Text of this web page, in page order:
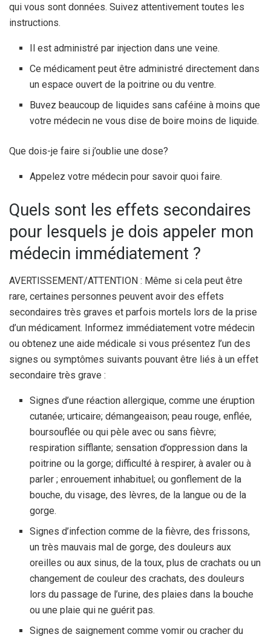
qui vous sont données. Suivez attentivement toutes les
instructions.
Il est administré par injection dans une veine.
Ce médicament peut être administré directement dans
un espace ouvert de la poitrine ou du ventre.
Buvez beaucoup de liquides sans caféine à moins que
votre médecin ne vous dise de boire moins de liquide.
Que dois-je faire si j’oublie une dose?
Appelez votre médecin pour savoir quoi faire.
Quels sont les effets secondaires
pour lesquels je dois appeler mon
médecin immédiatement ?
AVERTISSEMENT/ATTENTION : Même si cela peut être
rare, certaines personnes peuvent avoir des effets
secondaires très graves et parfois mortels lors de la prise
d’un médicament. Informez immédiatement votre médecin
ou obtenez une aide médicale si vous présentez l’un des
signes ou symptômes suivants pouvant être liés à un effet
secondaire très grave :
Signes d’une réaction allergique, comme une éruption
cutanée; urticaire; démangeaison; peau rouge, enflée,
boursouflée ou qui pèle avec ou sans fièvre;
respiration sifflante; sensation d’oppression dans la
poitrine ou la gorge; difficulté à respirer, à avaler ou à
parler ; enrouement inhabituel; ou gonflement de la
bouche, du visage, des lèvres, de la langue ou de la
gorge.
Signes d’infection comme de la fièvre, des frissons,
un très mauvais mal de gorge, des douleurs aux
oreilles ou aux sinus, de la toux, plus de crachats ou un
changement de couleur des crachats, des douleurs
lors du passage de l’urine, des plaies dans la bouche
ou une plaie qui ne guérit pas.
Signes de saignement comme vomir ou cracher du